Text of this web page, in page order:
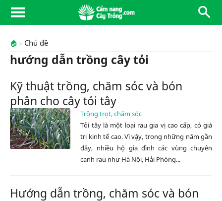
🏠 Chủ đề
hướng dẫn trồng cây tỏi
Kỹ thuật trồng, chăm sóc và bón
phân cho cây tỏi tây
Trồng trọt, chăm sóc
Tỏi tây là một loại rau gia vị cao cấp, có giá
trị kinh tế cao. Vì vậy, trong những năm gần
đây, nhiều hộ gia đình các vùng chuyên
canh rau như Hà Nội, Hải Phòng...
Hướng dẫn trồng, chăm sóc và bón